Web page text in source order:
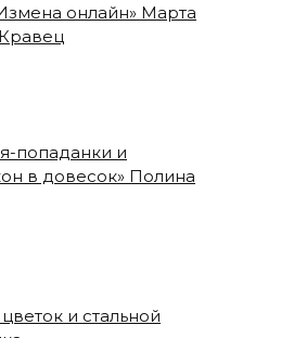
онлайн» Марта
попаданки и
в довесок» Полина
и стальной